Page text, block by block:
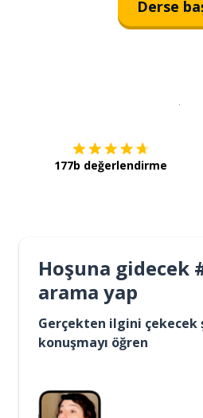
Derse
177b değerlendirme
Hoşuna gidecek
arama yap
Gerçekten ilgini çekecek
konuşmayı öğren